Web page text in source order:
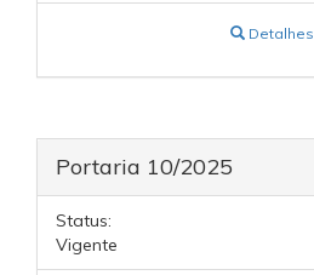
Detalhes
Portaria 10/2025
Status:
Vigente